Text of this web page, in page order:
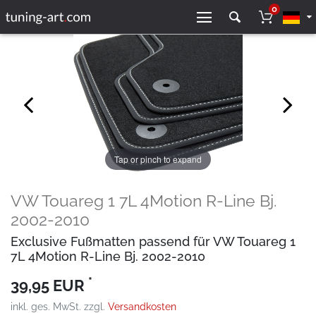
0
Tap or pinch to expand
VW Touareg 1 7L 4Motion R-Line Bj.
2002-2010
Exclusive Fußmatten passend für VW Touareg 1
7L 4Motion R-Line Bj. 2002-2010
39,95 EUR *
inkl. ges. MwSt. zzgl. Versandkosten